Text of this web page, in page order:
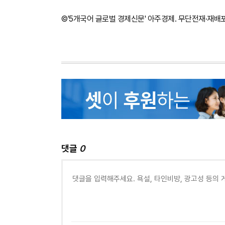
©'5개국어 글로벌 경제신문' 아주경제. 무단전재·재배
댓글 0